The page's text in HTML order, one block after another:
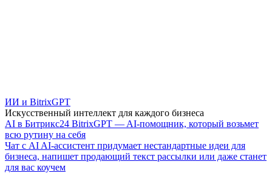
ИИ и BitrixGPT
Искусственный интеллект для каждого бизнеса
AI в Битрикс24 BitrixGPT — AI-помощник, который возьмет
всю рутину на себя
Чат с AI AI-ассистент придумает нестандартные идеи для
бизнеса, напишет продающий текст рассылки или даже станет
для вас коучем